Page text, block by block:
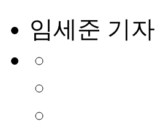
임세준 기자